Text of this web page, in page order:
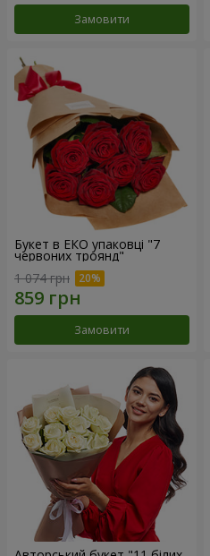
Замовити
Букет в ЕКО упаковці "7
червоних троянд"
1 074 грн
Замовити